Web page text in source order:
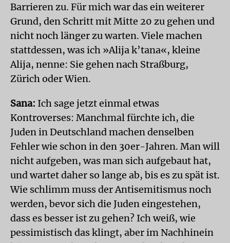
Barrieren zu. Für mich war das ein weiterer
Grund, den Schritt mit Mitte 20 zu gehen und
nicht noch länger zu warten. Viele machen
stattdessen, was ich »Alija k’tana«, kleine
Alija, nenne: Sie gehen nach Straßburg,
Zürich oder Wien.
Sana: Ich sage jetzt einmal etwas
Kontroverses: Manchmal fürchte ich, die
Juden in Deutschland machen denselben
Fehler wie schon in den 30er-Jahren. Man will
nicht aufgeben, was man sich aufgebaut hat,
und wartet daher so lange ab, bis es zu spät ist.
Wie schlimm muss der Antisemitismus noch
werden, bevor sich die Juden eingestehen,
dass es besser ist zu gehen? Ich weiß, wie
pessimistisch das klingt, aber im Nachhinein